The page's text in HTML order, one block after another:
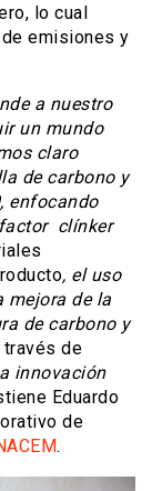
lo cual
emisiones y
a nuestro
un mundo
claro
de carbono y
enfocando
clínker
, el uso
mejora de la
de carbono y
través de
innovación
Eduardo
de
.